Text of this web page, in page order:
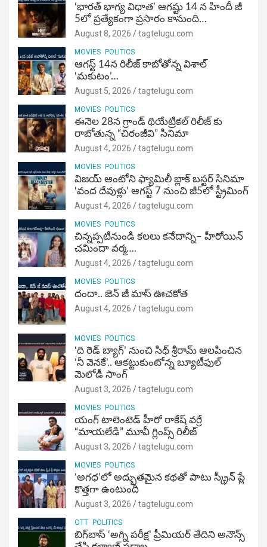
‘భారత్ భాగ్య విధాత’ ఆగష్టు 14 న హిందీ జీ
5లో ప్రత్యేకంగా ప్రసారం కానుంది…
August 8, 2026 tagtelugu.com
MOVIES POLITICS
ఆగస్ట్ 14న రిలీజ్ కాబోతోన్న విశాల్
‘మకుటం’…
August 5, 2026 tagtelugu.com
MOVIES POLITICS
ఈనెల 28న గ్రాండ్ థియేట్రికల్ రిలీజ్ కు
రాబోతున్న “చిరంజీవి” సినిమా
August 4, 2026 tagtelugu.com
MOVIES POLITICS
విజ‌య్ ఆంటోని ఫ్యామిలీ బ్లాక్ బ‌స్ట‌ర్‌ సినిమా
‘వంద దేవుళ్లు’ ఆగస్ట్ 7 నుంచి జీ5లో స్ట్రీమింగ్
August 4, 2026 tagtelugu.com
MOVIES POLITICS
చిన్నప్పటినుండి కలలు కనేదాన్ని– హీరోయిన్‌
చమిందా వర్మ….
August 4, 2026 tagtelugu.com
MOVIES POLITICS
దందా.. జెన్ జీ మాస్ ఊచకోత
August 4, 2026 tagtelugu.com
MOVIES POLITICS
‘ది రెడ్ బ్యాగ్’ నుంచి సిధ్ శ్రీరామ్ ఆలపించిన
‘నీ వెనకే’.. ఆకట్టుకుంటోన్న బ్యూటీఫుల్
మెలోడీ సాంగ్
August 3, 2026 tagtelugu.com
MOVIES POLITICS
యంగ్ టాలెంటెడ్ హీరో రాకేష్ వర్రే
“మాయలేడి” మూవీ గ్లింప్స్ రిలీజ్
August 3, 2026 tagtelugu.com
MOVIES POLITICS
‘అగధ’లో అద్భుతమైన కథతో పాటు స్క్రీన్ ప్లే
కొత్తగా ఉంటుంది
August 3, 2026 tagtelugu.com
OTT POLITICS
బిగ్‌బాస్ ‘అగ్ని ప‌రీక్ష‌’ ప్రీమియర్ తేదిని అనౌన్స్